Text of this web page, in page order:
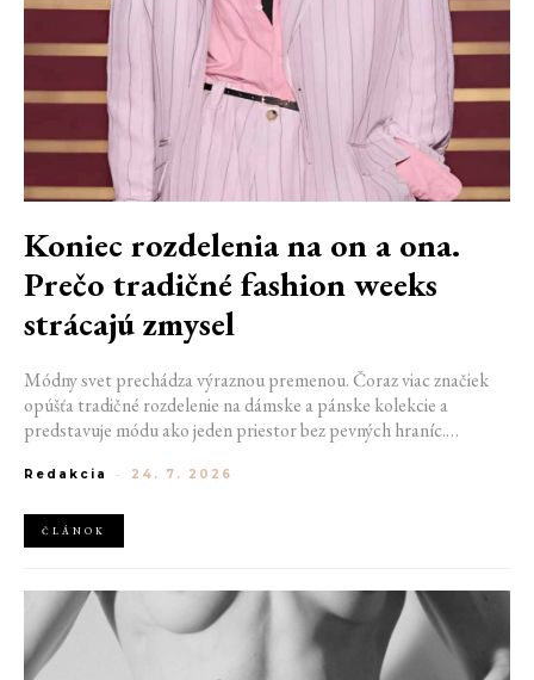
Koniec rozdelenia na on a ona.
Prečo tradičné fashion weeks
strácajú zmysel
Módny svet prechádza výraznou premenou. Čoraz viac značiek
opúšťa tradičné rozdelenie na dámske a pánske kolekcie a
predstavuje módu ako jeden priestor bez pevných hraníc.
udržateľnosť naznačujú, že klasické týždne módy môžu čoskoro
Redakcia - 24. 7. 2026
ČLÁNOK